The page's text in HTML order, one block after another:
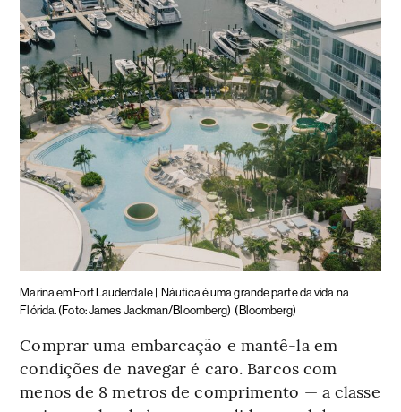
Marina em Fort Lauderdale |
Náutica é uma grande parte da vida na
Flórida. (Foto: James Jackman/Bloomberg) (Bloomberg)
Comprar uma embarcação e mantê-la em
condições de navegar é caro. Barcos com
menos de 8 metros de comprimento — a classe